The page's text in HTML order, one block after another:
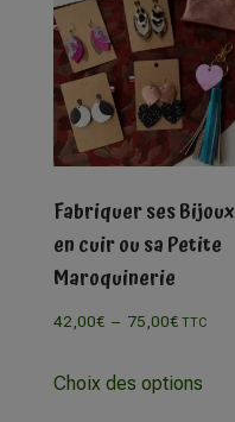
Fabriquer ses Bijoux
en cuir ou sa Petite
Maroquinerie
42,00€ – 75,00€ TTC
Choix des options